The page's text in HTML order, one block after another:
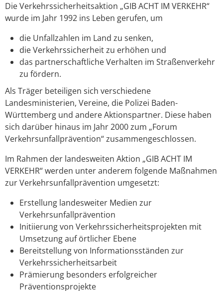
Die Verkehrssicherheitsaktion „GIB ACHT IM VERKEHR“
wurde im Jahr 1992 ins Leben gerufen, um
die Unfallzahlen im Land zu senken,
die Verkehrssicherheit zu erhöhen und
das partnerschaftliche Verhalten im Straßenverkehr
zu fördern.
Als Träger beteiligen sich verschiedene
Landesministerien, Vereine, die Polizei Baden-
Württemberg und andere Aktionspartner. Diese haben
sich darüber hinaus im Jahr 2000 zum „Forum
Verkehrsunfallprävention“ zusammengeschlossen.
Im Rahmen der landesweiten Aktion „GIB ACHT IM
VERKEHR“ werden unter anderem folgende Maßnahmen
zur Verkehrsunfallprävention umgesetzt:
Erstellung landesweiter Medien zur
Verkehrsunfallprävention
Initiierung von Verkehrssicherheitsprojekten mit
Umsetzung auf örtlicher Ebene
Bereitstellung von Informationsständen zur
Verkehrssicherheitsarbeit
Prämierung besonders erfolgreicher
Präventionsprojekte